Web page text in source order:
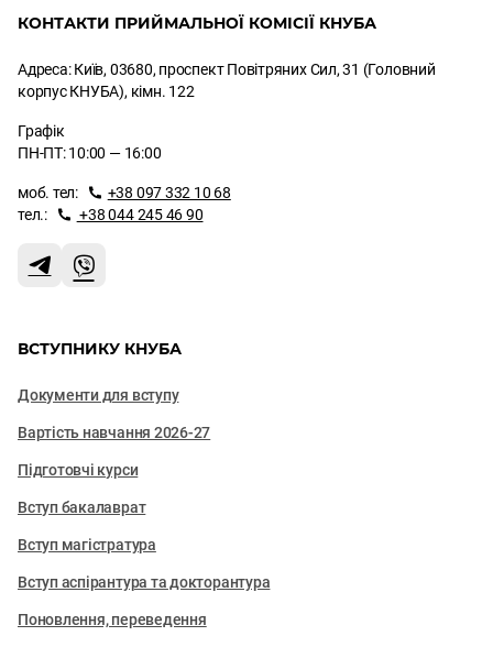
КОНТАКТИ ПРИЙМАЛЬНОЇ КОМІСІЇ КНУБА
Адреса: Київ, 03680, проспект Повітряних Сил, 31 (Головний
корпус КНУБА), кімн. 122
Графік
ПН-ПТ: 10:00 — 16:00
моб. тел:
+38 097 332 10 68
тел.:
+38 044 245 46 90
ВСТУПНИКУ КНУБА
Документи для вступу
Вартість навчання 2026-27
Підготовчі курси
Вступ бакалаврат
Вступ магістратура
Вступ аспірантура та докторантура
Поновлення, переведення